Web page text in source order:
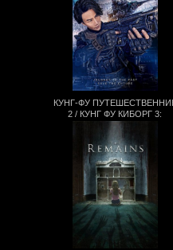
КУНГ-ФУ
2 / КУНГ ФУ КИБОРГ 3:
СЕВЕРНЫЙ СТИЛЬ (2017)